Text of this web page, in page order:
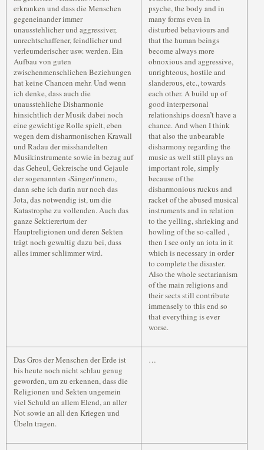
erkranken und dass die Menschen
gegeneinander immer
unausstehlicher und aggressiver,
unrechtschaffener, feindlicher und
verleumderischer usw. werden. Ein
Aufbau von guten
zwischenmenschlichen Beziehungen
hat keine Chancen mehr. Und wenn
ich denke, dass auch die
unausstehliche Disharmonie
hinsichtlich der Musik dabei noch
eine gewichtige Rolle spielt, eben
wegen dem disharmonischen Krawall
und Radau der misshandelten
Musikinstrumente sowie in bezug auf
das Geheul, Gekreische und Gejaule
der sogenannten ‹Sänger/innen›,
dann sehe ich darin nur noch das
Jota, das notwendig ist, um die
Katastrophe zu vollenden. Auch das
ganze Sektierertum der
Hauptreligionen und deren Sekten
trägt noch gewaltig dazu bei, dass
alles immer schlimmer wird.
psyche, the body and in
many forms even in
disturbed behaviours and
that the human beings
become always more
obnoxious and aggressive,
unrighteous, hostile and
slanderous, etc., towards
each other. A build up of
good interpersonal
relationships doesn’t have a
chance. And when I think
that also the unbearable
disharmony regarding the
music as well still plays an
important role, simply
because of the
disharmonious ruckus and
racket of the abused musical
instruments and in relation
to the yelling, shrieking and
howling of the so-called ,
then I see only an iota in it
which is necessary in order
to complete the disaster.
Also the whole sectarianism
of the main religions and
their sects still contribute
immensely to this end so
that everything is ever
worse.
Das Gros der Menschen der Erde ist
bis heute noch nicht schlau genug
geworden, um zu erkennen, dass die
Religionen und Sekten ungemein
viel Schuld an allem Elend, an aller
Not sowie an all den Kriegen und
Übeln tragen.
…